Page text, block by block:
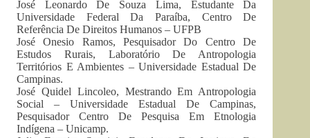
José Leonardo De Souza Lima, Estudante Da
Universidade Federal Da Paraíba, Centro De
Referência De Direitos Humanos – UFPB
José Onesio Ramos, Pesquisador Do Centro De
Estudos Rurais, Laboratório De Antropologia
Territórios E Ambientes – Universidade Estadual De
Campinas.
José Quidel Lincoleo, Mestrando Em Antropologia
Social – Universidade Estadual De Campinas,
Pesquisador Centro De Pesquisa Em Etnologia
Indígena – Unicamp.